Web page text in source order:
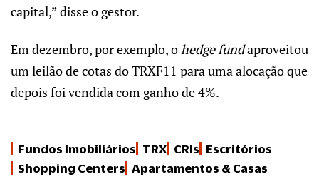
capital,” disse o gestor.
Em dezembro, por exemplo, o hedge fundaproveitou
um leilão de cotas do TRXF11 para uma alocação que
depois foi vendida com ganho de 4%.
Fundos Imobiliários TRX CRIs Escritórios
Shopping Centers Apartamentos & Casas